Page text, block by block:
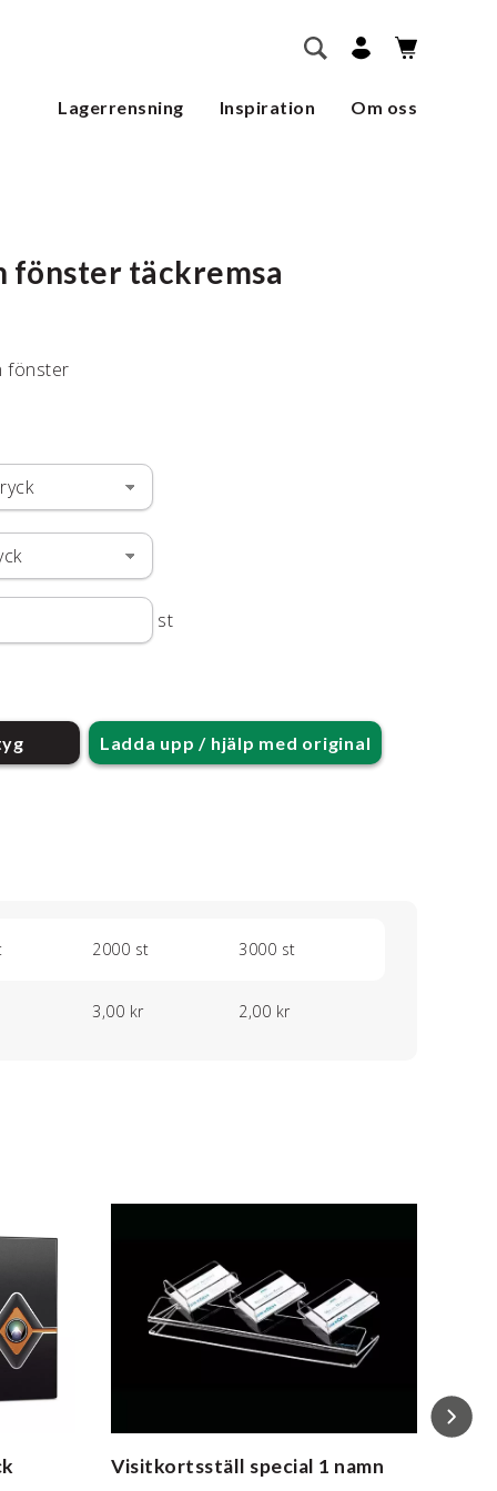
        SÖK
Lagerrensning Inspiration Om oss
fönster täckremsa
fönster
st
Ladda upp / hjälp med original
2000 st 3000 st
3,00 kr 2,00 kr
Visitkortsställ special 1 namn